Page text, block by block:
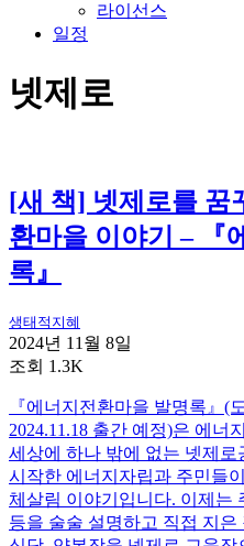
라이선스
일정
넷제로
[새 책] 넷제로를 꿈
환마을 이야기 – 『
록』
생태적지혜
2024년 11월 8일
조회 1.3K
『에너지전환마을 발명록』(
2024.11.18 출간 예정)은 에너
세상에 하나 밖에 없는 넷제
시작한 에너지자립과 주민들
체살림 이야기입니다. 이제는
등을 술술 설명하고 직접 지